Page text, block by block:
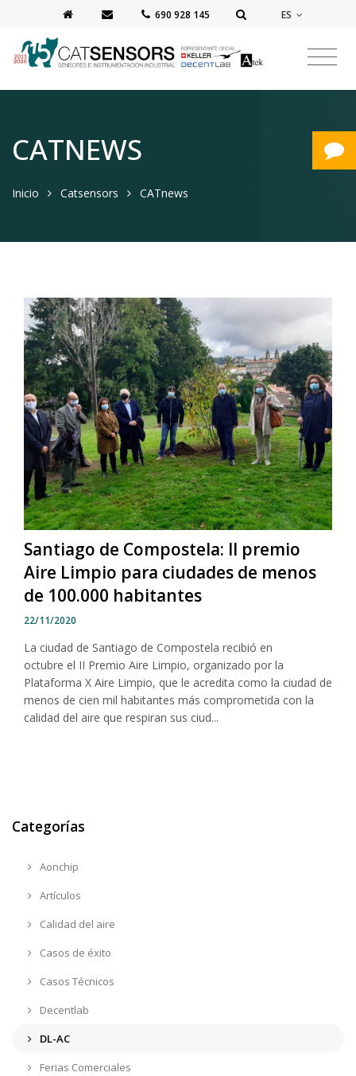
‭690 928 145‬ ES
CATNEWS
Inicio Catsensors CATnews
Santiago de Compostela: II premio
Aire Limpio para ciudades de menos
de 100.000 habitantes
22/11/2020
La ciudad de Santiago de Compostela recibió en
octubre el II Premio Aire Limpio, organizado por la
Plataforma X Aire Limpio, que le acredita como la ciudad de
menos de cien mil habitantes más comprometida con la
calidad del aire que respiran sus ciud...
Categorías
Aonchip
Artículos
Calidad del aire
Casos de éxito
Casos Técnicos
Decentlab
DL-AC
Ferias Comerciales